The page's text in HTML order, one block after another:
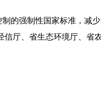
的强制性国家标准，减
厅、省生态环境厅、省